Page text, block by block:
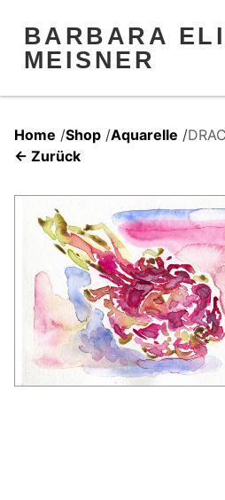
BARBARA
MEISNER
Home /Shop /Aquarelle /
← Zurück